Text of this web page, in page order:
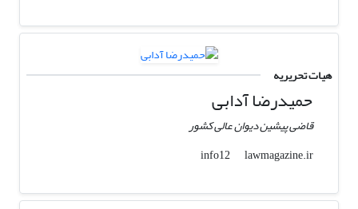
هیات تحریریه
حمیدرضا آدابی
قاضی پیشین دیوان عالی کشور
info12
lawmagazine.ir